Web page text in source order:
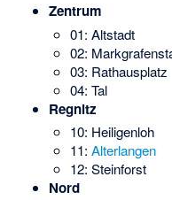
Zentrum
01: Altstadt
02:
03: Rathausplatz
04: Tal
Regnitz
10: Heiligenloh
11:Alterlangen
12: Steinforst
Nord